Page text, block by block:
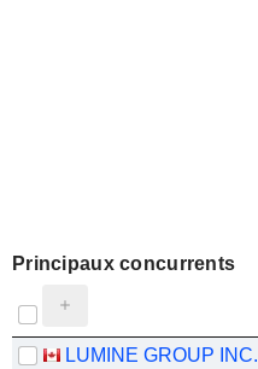
Principaux concurrents
LUMINE GROUP INC.